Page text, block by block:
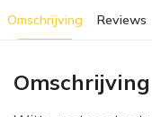
Omschrijving Reviews
Omschrijving